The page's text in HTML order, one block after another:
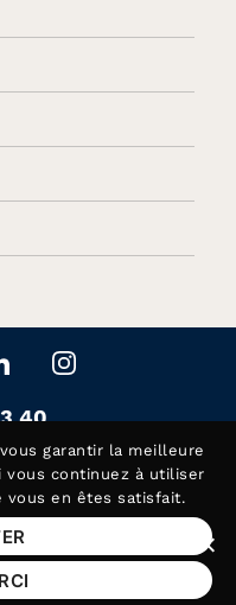
social
le réseau social
sur le réseau
Aller sur le
nous au
40
APAJH
nous au
50
et jeudis matin
garantir la meilleure
vous continuez à utiliser
vous en êtes satisfait.